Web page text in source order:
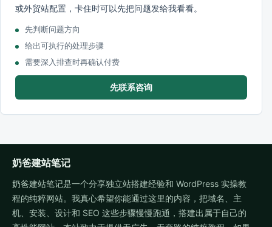
或外贸站配置，卡住时可以先把问题发给我看看。
先判断问题方向
给出可执行的处理步骤
需要深入排查时再确认付费
先联系咨询
奶爸建站笔记
奶爸建站笔记是一个分享独立站搭建经验和 WordPress 实操教
程的纯粹网站。我真心希望你能通过这里的内容，把域名、主
机、安装、设计和 SEO 这些步骤慢慢跑通，搭建出属于自己的